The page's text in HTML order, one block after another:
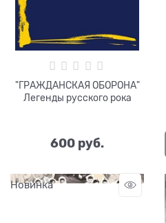
"ГРАЖДАНСКАЯ ОБОРОНА"
Легенды русского рока
600 руб.
Новинка